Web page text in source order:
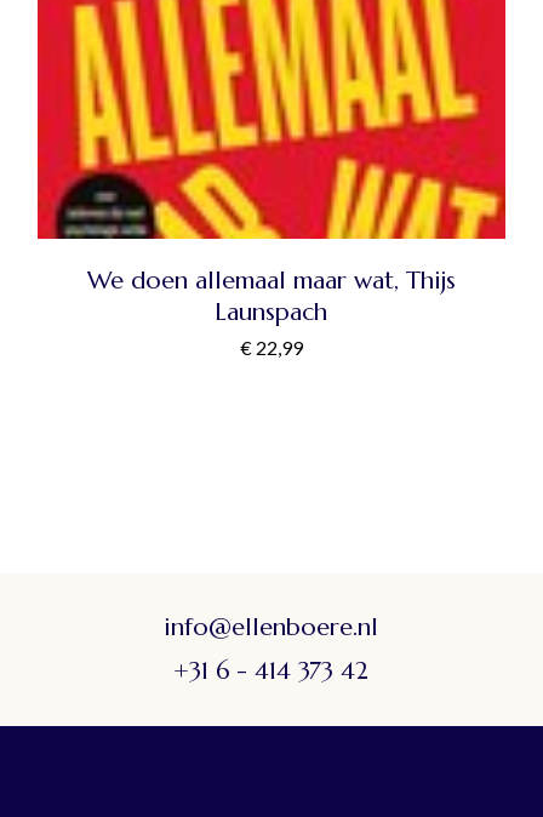
We doen allemaal maar wat, Thijs
Launspach
€22,99
info@ellenboere.nl
+31 6 - 414 373 42